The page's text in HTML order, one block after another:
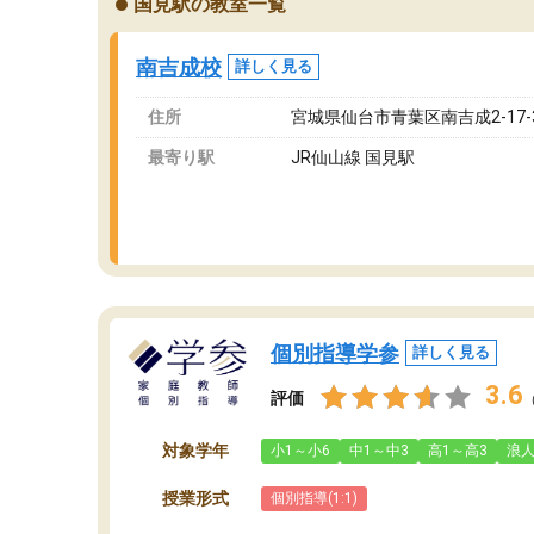
お
南吉成校 詳しく見る
住所 宮城県仙台市青葉区南吉成2-17-
最寄り駅 JR仙山線 国見駅
個別指導学参 詳しく見る
評価 3.6
対象学年 小1～小6 中1～中3 高1～高3 浪
授業形式 個別指導(1:1)